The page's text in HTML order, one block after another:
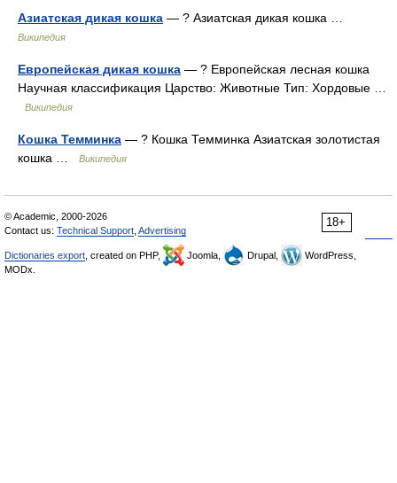
Азиатская дикая кошка — ? Азиатская дикая кошка …
Википедия
Европейская дикая кошка — ? Европейская лесная кошка
Научная классификация Царство: Животные Тип: Хордовые …
Википедия
Кошка Темминка — ? Кошка Темминка Азиатская золотистая
кошка …
Википедия
18+
© Academic, 2000-2026
Contact us: Technical Support Advertising
Dictionaries export , created on PHP, Joomla, Drupal,
WordPress,
MODx.